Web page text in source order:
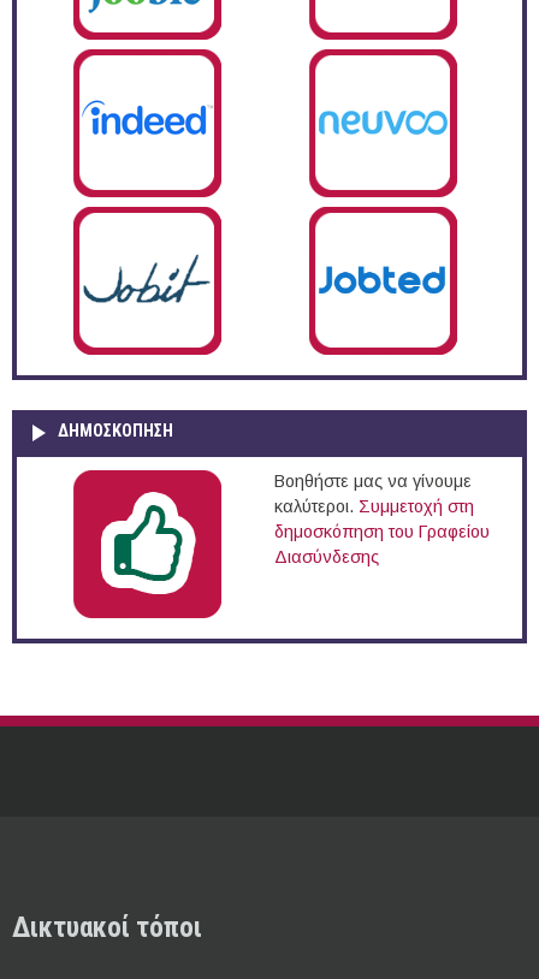
ΔΗΜΟΣΚΌΠΗΣΗ
Βοηθήστε μας να γίνουμε
καλύτεροι. Συμμετοχή στη
δημοσκόπηση του Γραφείου
Διασύνδεσης
Δικτυακοί τόποι